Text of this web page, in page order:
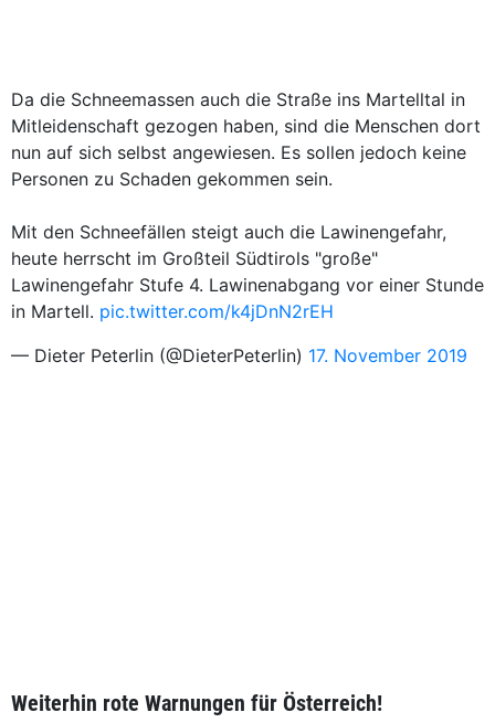
Da die Schneemassen auch die Straße ins Martelltal in
Mitleidenschaft gezogen haben, sind die Menschen dort
nun auf sich selbst angewiesen. Es sollen jedoch keine
Personen zu Schaden gekommen sein.
Mit den Schneefällen steigt auch die Lawinengefahr,
heute herrscht im Großteil Südtirols "große"
Lawinengefahr Stufe 4. Lawinenabgang vor einer Stunde
in Martell. pic.twitter.com/k4jDnN2rEH
— Dieter Peterlin (@DieterPeterlin) 17. November 2019
Weiterhin rote Warnungen für Österreich!